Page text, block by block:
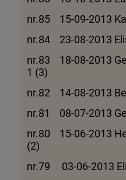
nr.85 15-09-2013
nr.84 23-08-2013
nr.83 18-08-2013
1 (3)
nr.82 14-08-2013
nr.81 08-07-2013
nr.80 15-06-2013
(2)
nr.79 03-06-2013